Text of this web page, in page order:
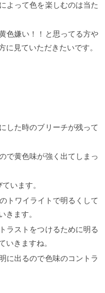
よって色を楽しむのは当た
色嫌い！！と思ってる方や
に見ていただきたいです。
した時のブリーチが残って
で黄色味が強く出てしまっ
います。
トワイライトで明るくして
きます。
ラストをつけるために明る
いきますね。
に出るので色味のコントラ